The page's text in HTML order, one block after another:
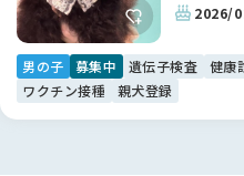
ることができ、納得のいく形
す。
ありがとうございました。😊
2026/
男の子 募集中 遺伝子検査
健康
ワクチン接種
親犬登録